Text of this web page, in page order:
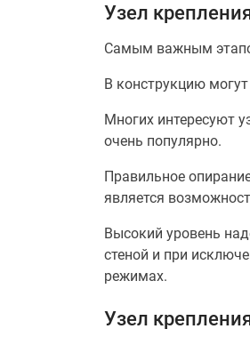
Узел
Самым важным
В конструкцию
Многих интересуют
очень популярно.
Правильное
является
Высокий уровень
стеной и при
режимах.
Узел